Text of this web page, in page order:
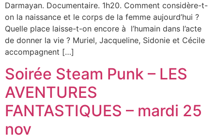
Darmayan. Documentaire. 1h20. Comment considère-t-
on la naissance et le corps de la femme aujourd’hui ?
Quelle place laisse-t-on encore à l’humain dans l’acte
de donner la vie ? Muriel, Jacqueline, Sidonie et Cécile
accompagnent […]
Soirée Steam Punk – LES
AVENTURES
FANTASTIQUES – mardi 25
nov